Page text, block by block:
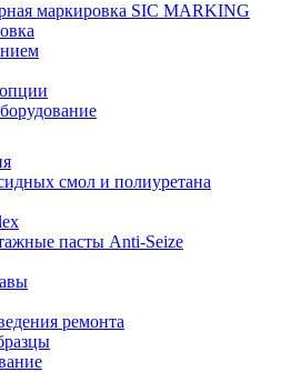
маркировка SIC MARKING
смол и полиуретана
пасты Anti-Seize
ремонта